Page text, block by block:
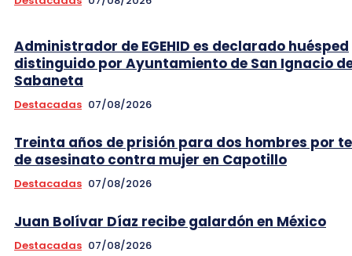
Administrador de EGEHID es declarado huésped
distinguido por Ayuntamiento de San Ignacio
Sabaneta
Destacadas 07/08/2026
Treinta años de prisión para dos hombres por
de asesinato contra mujer en Capotillo
Destacadas 07/08/2026
Juan Bolívar Díaz recibe galardón en México
Destacadas 07/08/2026